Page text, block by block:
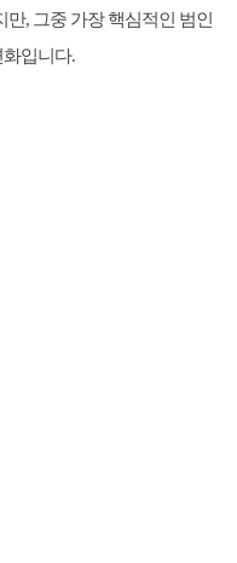
, 그중 가장 핵심적인 범인
입니다.